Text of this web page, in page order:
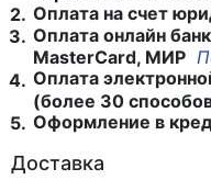
2. Оплата на счет
3. Оплата онлайн
MasterCard, МИР
4. Оплата
(более 30
5. Оформление в
Доставка